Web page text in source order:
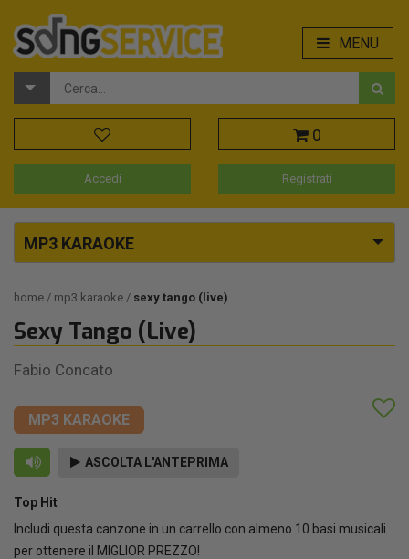
MENU
0
Accedi Registrati
MP3 KARAOKE
home mp3 karaoke sexy tango (live)
Sexy Tango (Live)
Fabio Concato
MP3 KARAOKE
ASCOLTA L'ANTEPRIMA
Top Hit
Includi questa canzone in un carrello con almeno 10 basi musicali
per ottenere il MIGLIOR PREZZO!